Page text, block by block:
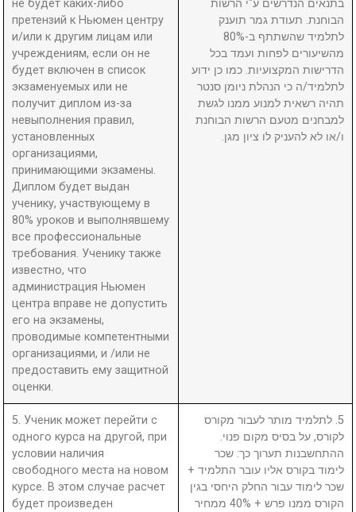
не будет каких-либо
претензий к Ньюмен центру
и/или к другим лицам или
учреждениям, если он не
будет включен в список
экзаменуемых или не
получит диплом из-за
невыполнения правил,
установленных
организациями,
принимающими экзамены.
Диплом будет выдан
ученику, участвующему в
80% уроков и выполнявшему
все профессиональные
требования. Ученику также
известно, что
администрация Ньюмен
центра вправе не допустить
его на экзамены,
проводимые компетентными
организациями, и /или не
предоставить ему защитной
оценки.
בתנאים הנדרשים ע"י הרשות
הבוחנת. תעודת גמר תוענק
לתלמיד שהשתתף ב-80%
מהשיעורים לפחות ועמד בכל
הדרישות המקצועיות. כמו כן ידוע
לתלמיד/ה כי הנהלת ניומן סנטר
תהיה רשאית למנוע ממנו לגשת
למבחנים מטעם הרשות הבוחנת
ו/או לא להעניק לו ציון מגן.
5. Ученик может перейти с
одного курса на другой, при
условии наличия
свободного места на новом
курсе. В этом случае расчет
будет произведен
5. לתלמיד מותר לעבור מקורס
לקורס, על בסיס מקום פנוי.
ההתחשבנות תערוך כך: שכר
לימוד בקורס אליו עובר התלמיד +
שכר לימוד עבור החלק היחסי בגין
הקורס ממנו פרש + 40% ממחיר